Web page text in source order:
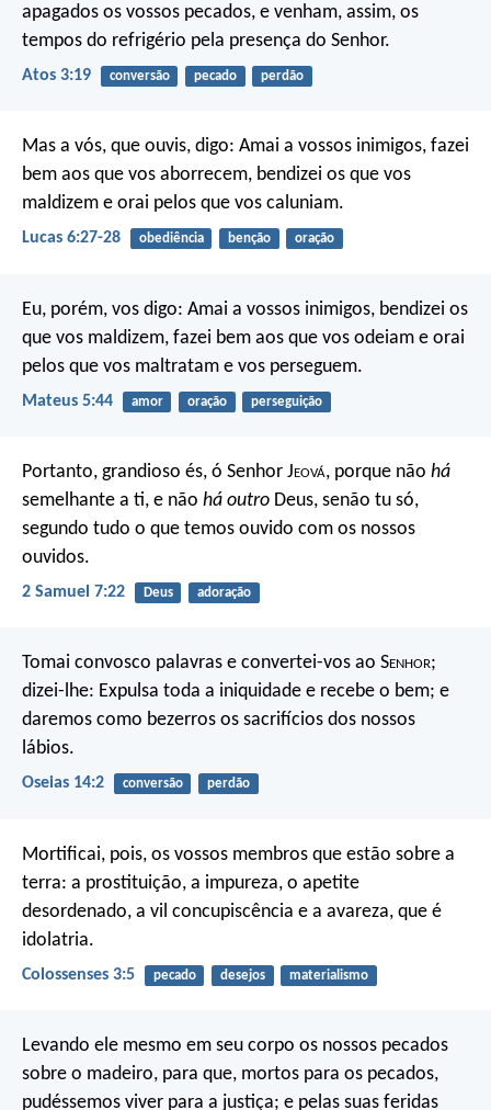
apagados os vossos pecados, e venham, assim, os
tempos do refrigério pela presença do Senhor.
Atos 3:19 conversão pecado perdão
Mas a vós, que ouvis, digo: Amai a vossos inimigos, fazei
bem aos que vos aborrecem, bendizei os que vos
maldizem e orai pelos que vos caluniam.
Lucas 6:27-28 obediência benção oração
Eu, porém, vos digo: Amai a vossos inimigos, bendizei os
que vos maldizem, fazei bem aos que vos odeiam e orai
pelos que vos maltratam e vos perseguem.
Mateus 5:44 amor oração perseguição
Portanto, grandioso és, ó Senhor Jeová, porque não há
semelhante a ti, e não há outro Deus, senão tu só,
segundo tudo o que temos ouvido com os nossos
ouvidos.
2 Samuel 7:22 Deus adoração
Tomai convosco palavras e convertei-vos ao Senhor;
dizei-lhe: Expulsa toda a iniquidade e recebe o bem; e
daremos como bezerros os sacrifícios dos nossos
lábios.
Oseias 14:2 conversão perdão
Mortificai, pois, os vossos membros que estão sobre a
terra: a prostituição, a impureza, o apetite
desordenado, a vil concupiscência e a avareza, que é
idolatria.
Colossenses 3:5 pecado desejos materialismo
Levando ele mesmo em seu corpo os nossos pecados
sobre o madeiro, para que, mortos para os pecados,
pudéssemos viver para a justiça; e pelas suas feridas